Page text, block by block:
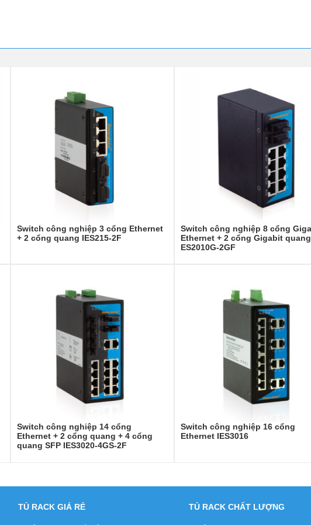
Switch công nghiệp 3 cổng Ethernet
+ 2 cổng quang IES215-2F
Switch công nghiệp 8 cổng
Ethernet + 2 cổng Gigabit quang
ES2010G-2GF
Switch công nghiệp 14 cổng
Ethernet + 2 cổng quang + 4 cổng
quang SFP IES3020-4GS-2F
Switch công nghiệp 16 cổng
Ethernet IES3016
TỦ RACK GIÁ RẺ TỦ RACK CHẤT LƯỢNG